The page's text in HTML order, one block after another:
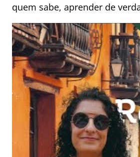
quem sabe, aprender de